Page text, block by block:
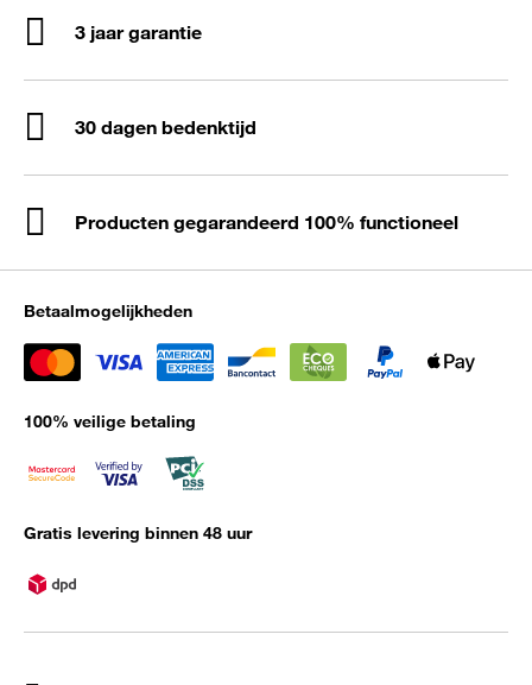
3 jaar garantie
30 dagen bedenktijd
Producten gegarandeerd 100% functioneel
Betaalmogelijkheden
100% veilige betaling
Gratis levering binnen 48 uur